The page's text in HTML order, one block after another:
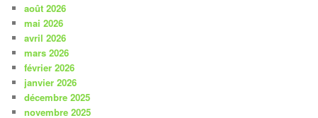
août 2026
mai 2026
avril 2026
mars 2026
février 2026
janvier 2026
décembre 2025
novembre 2025